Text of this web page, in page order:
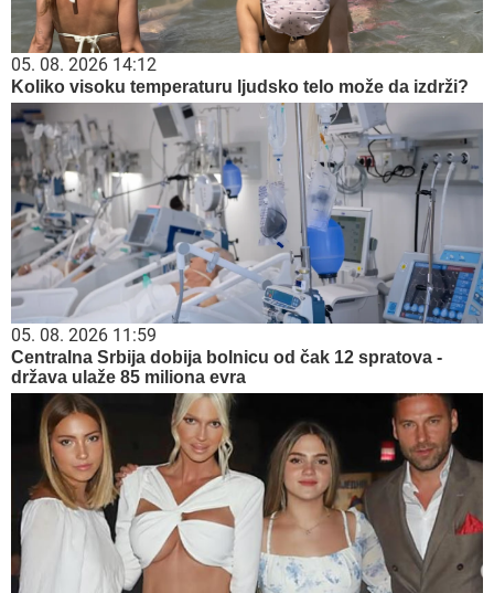
05. 08. 2026 14:12
Koliko visoku temperaturu ljudsko telo može da izdrži?
05. 08. 2026 11:59
Centralna Srbija dobija bolnicu od čak 12 spratova -
država ulaže 85 miliona evra